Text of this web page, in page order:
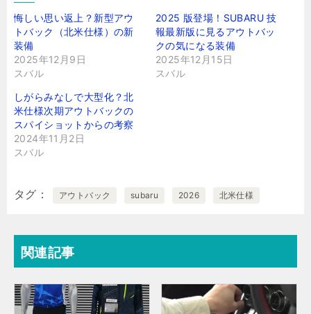
悔しい思い返上？新型アウ
トバック（北米仕様）の新
装備
2025年12月9日
スバル
2025 版登場！SUBARU 技
報最新版に見るアウトバッ
クの気になる装備
2025年12月15日
スバル
しがらみなしで大型化？北
米仕様次期アウトバックの
スパイショットからの考察
2024年11月2日
スバル
タグ アウトバック subaru 2026 北米仕様
関連記事